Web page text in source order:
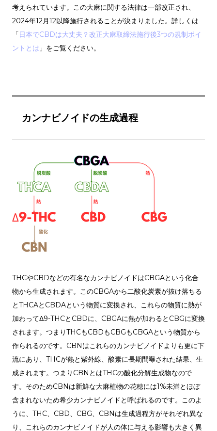
考えられています。この大麻に関する法律は一部改正され、
2024年12月12以降施行されることが決まりました。詳しくは
「 日本でCBDは大丈夫？改正大麻取締法施行後3つの規制ポイ
ントとは 」をご覧ください。
カンナビノイドの生成過程
THCやCBDなどの有名なカンナビノイドはCBGAという化合
物から生成されます。このCBGAから二酸化炭素が抜け落ちる
とTHCAとCBDAという物質に変換され、これらの物質に熱が
加わってΔ9-THCとCBDに、CBGAに熱が加わるとCBGに変換
されます。つまりTHCもCBDもCBGもCBGAという物質から
作られるのです。CBNはこれらのカンナビノイドよりも更に下
流にあり、THCが熱と紫外線、酸素に長期間曝された結果、生
成されます。つまりCBNとはTHCの酸化分解生成物なので
す。そのためCBNは新鮮な大麻植物の花穂には1%未満とほぼ
含まれないため希少カンナビノイドと呼ばれるのです。このよ
うに、THC、CBD、CBG、CBNは生成過程方がそれぞれ異な
り、これらのカンナビノイドが人の体に与える影響も大きく異